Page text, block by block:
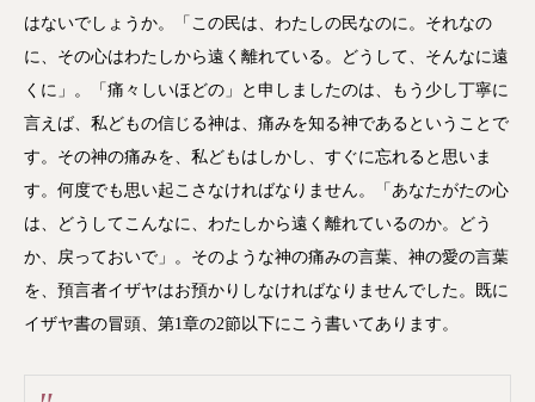
はないでしょうか。「この民は、わたしの民なのに。それなの
に、その心はわたしから遠く離れている。どうして、そんなに遠
くに」。「痛々しいほどの」と申しましたのは、もう少し丁寧に
言えば、私どもの信じる神は、痛みを知る神であるということで
す。その神の痛みを、私どもはしかし、すぐに忘れると思いま
す。何度でも思い起こさなければなりません。「あなたがたの心
は、どうしてこんなに、わたしから遠く離れているのか。どう
か、戻っておいで」。そのような神の痛みの言葉、神の愛の言葉
を、預言者イザヤはお預かりしなければなりませんでした。既に
イザヤ書の冒頭、第1章の2節以下にこう書いてあります。